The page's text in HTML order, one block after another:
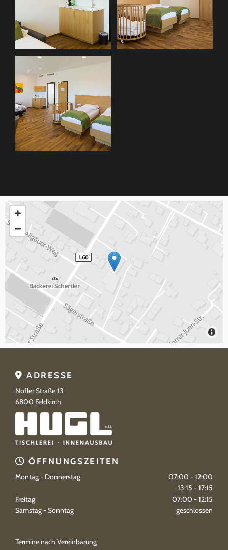
 ADRESSE
Nofler Straße 13
6800 Feldkirch
 ÖFFNUNGSZEITEN
Montag - Donnerstag
07:00 - 12:00
13:15 - 17:15
Freitag
07:00 - 12:15
Samstag - Sonntag
geschlossen
Termine nach Vereinbarung